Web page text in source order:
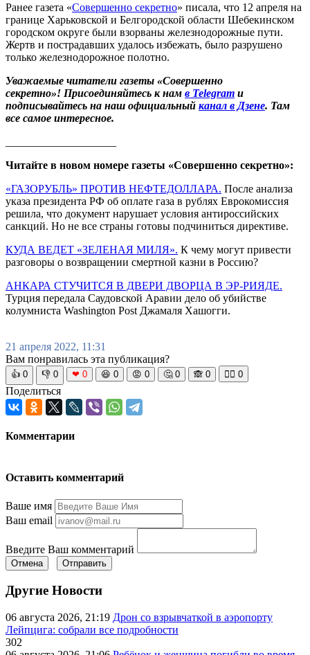
Ранее газета «Совершенно секретно» писала, что 12 апреля на
границе Харьковской и Белгородской области Шебекинском
городском округе были взорваны железнодорожные пути.
Жертв и пострадавших удалось избежать, было разрушено
только железнодорожное полотно.
Уважаемые читатели газеты «Совершенно
секретно»! Присоединяйтесь к нам в Telegram и
подписывайтесь на наш официальный канал в Дзене. Там
все самое интересное.
Читайте в новом номере газеты «Совершенно секретно»:
«ГАЗОРУБЛЬ» ПРОТИВ НЕФТЕДОЛЛАРА. После анализа
указа президента РФ об оплате газа в рублях Еврокомиссия
решила, что документ нарушает условия антироссийских
санкций. Но не все страны готовы подчиниться директиве.
КУДА ВЕДЕТ «ЗЕЛЕНАЯ МИЛЯ». К чему могут привести
разговоры о возвращении смертной казни в Россию?
АНКАРА СТУЧИТСЯ В ДВЕРИ ДВОРЦА В ЭР-РИЯДЕ.
Турция передала Саудовской Аравии дело об убийстве
колумниста Washington Post Джамаля Хашогги.
21 апреля 2022, 11:31
Вам понравилась эта публикация?
👍 0 👎 0 ❤ 0 😆 0 😡 0 🤔 0 🙈 0 🧘‍♀️ 0
Поделиться
Комментарии
Оставить комментарий
Ваше имя
Ваш email
Введите Ваш комментарий
Отмена Отправить
Другие Новости
06 августа 2026, 21:19 Дрон со взрывчаткой в аэропорту
Лейпцига: собрали все подробности
302